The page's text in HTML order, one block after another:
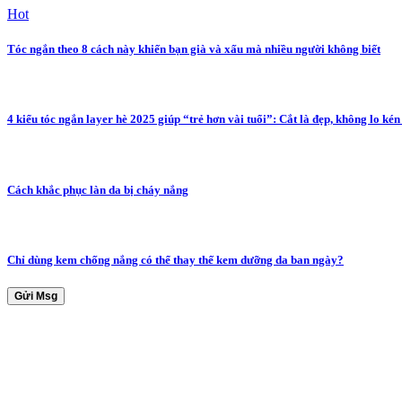
Hot
Tóc ngắn theo 8 cách này khiến bạn già và xấu mà nhiều người không biết
4 kiểu tóc ngắn layer hè 2025 giúp “trẻ hơn vài tuổi”: Cắt là đẹp, không lo
Cách khắc phục làn da bị cháy nắng
Chỉ dùng kem chống nắng có thể thay thế kem dưỡng da ban ngày?
Gửi Msg